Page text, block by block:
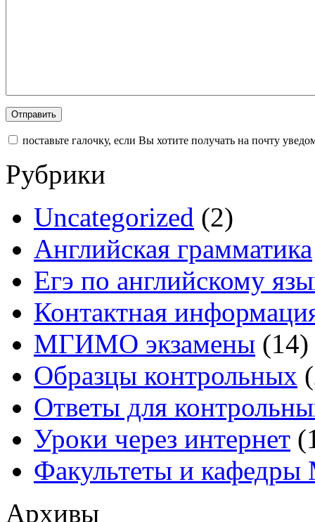
поставьте галочку, если Вы хотите получать на почту
Рубрики
Uncategorized (2)
Английская грамматика
Егэ по английскому
Контактная
МГИМО экзамены (14)
Образцы контрольных
Ответы для
Уроки через интернет
Факультеты и
Архивы